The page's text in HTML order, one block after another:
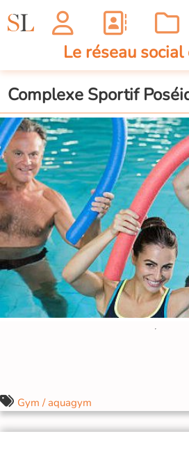
Le réseau
Complexe Sportif
Gym / aquagym